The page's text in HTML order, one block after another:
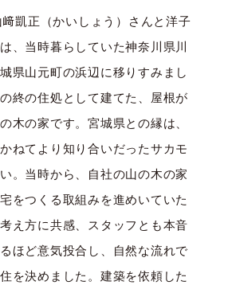
凱正（かいしょう）さんと洋子
、当時暮らしていた神奈川県川
県山元町の浜辺に移りすみまし
終の住処として建てた、屋根が
木の家です。宮城県との縁は、
ねてより知り合いだったサカモ
。当時から、自社の山の木の家
をつくる取組みを進めいていた
え方に共感、スタッフとも本音
ほど意気投合し、自然な流れで
を決めました。建築を依頼した